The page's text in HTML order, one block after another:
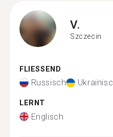
V.
Szczecin
FLIESSEND
Russisch
LERNT
Englisch